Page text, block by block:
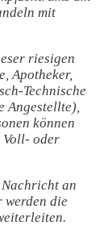
mit
riesigen
Apotheker,
Technische
Angestellte),
können
Voll- oder
an
werden die